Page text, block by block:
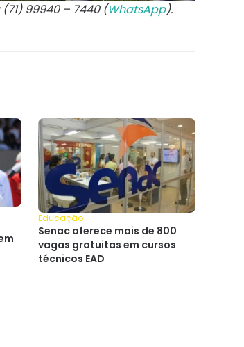
99940 – 7440 (WhatsApp).
Educação
Senac oferece mais de 800
vagas gratuitas em cursos
técnicos EAD